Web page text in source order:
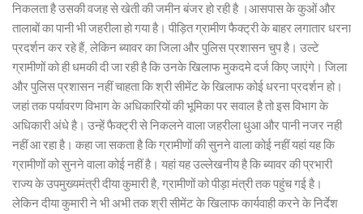
निकलता है उसकी वजह से खेती की जमीन बंजर हो रही है ।आसपास के कुओं और
तालाबों का पानी भी जहरीला हो गया है। पीड़ित ग्रामीण फैक्ट्री के बाहर लगातार धरना
प्रदर्शन कर रहे हैं, लेकिन ब्यावर का जिला और पुलिस प्रशासन चुप है। उल्टे
ग्रामीणों को ही धमकी दी जा रही है कि उनके खिलाफ मुकदमे दर्ज किए जाएंगे। जिला
और पुलिस प्रशासन नहीं चाहता कि श्री सीमेंट के खिलाफ कोई धरना प्रदर्शन हो।
जहां तक पर्यावरण विभाग के अधिकारियों की भूमिका पर सवाल है तो इस विभाग के
अधिकारी अंधे है। उन्हें फैक्ट्री से निकलने वाला जहरीला धुआ और पानी नजर नही
नहीं आ रहा है। कहा जा सकता है कि ग्रामीणों की सुनने वाला कोई नहीं यहां यह कि
ग्रामीणों को सुनने वाला कोई नहीं है। यहां यह उल्लेखनीय है कि ब्यावर की प्रभारी
राज्य के उपमुख्यमंत्री दीया कुमारी है, ग्रामीणों को पीड़ा मंत्री तक पहुंच गई है।
लेकिन दीया कुमारी ने भी अभी तक श्री सीमेंट के खिलाफ कार्यवाही करने के निर्देश